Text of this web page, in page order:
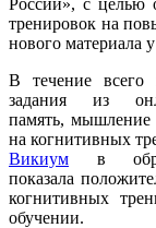
тренировок на
нового материала
В течение всего
задания из
память,
на когнитивных
Викиум в
показала
когнитивных
обучении.